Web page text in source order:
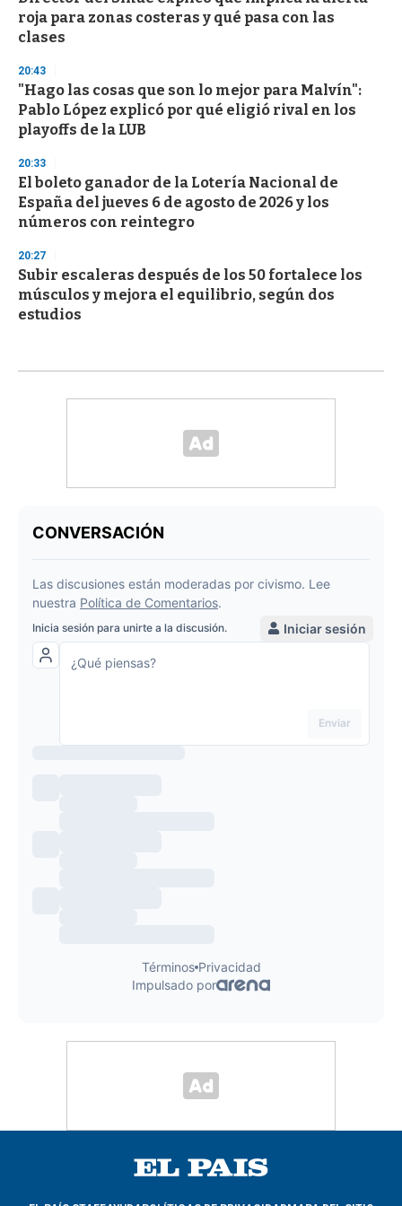
roja para zonas costeras y qué pasa con las
clases
20:43
"Hago las cosas que son lo mejor para Malvín":
Pablo López explicó por qué eligió rival en los
playoffs de la LUB
20:33
El boleto ganador de la Lotería Nacional de
España del jueves 6 de agosto de 2026 y los
números con reintegro
20:27
Subir escaleras después de los 50 fortalece los
músculos y mejora el equilibrio, según dos
estudios